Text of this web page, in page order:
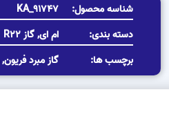
شناسه محصول:
KA_91747
دسته بندی:
ام ای,گاز R22
برچسب ها:
گاز مبرد فریون,